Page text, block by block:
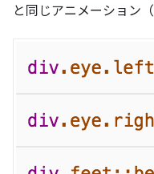
と同じアニメーション（